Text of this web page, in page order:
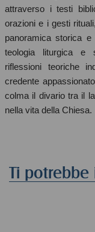
attraverso i testi
orazioni e i gesti
panoramica storica
teologia liturgica e
riflessioni teoriche
credente
colma il divario tra il
nella vita della Chiesa.
Ti potrebbe